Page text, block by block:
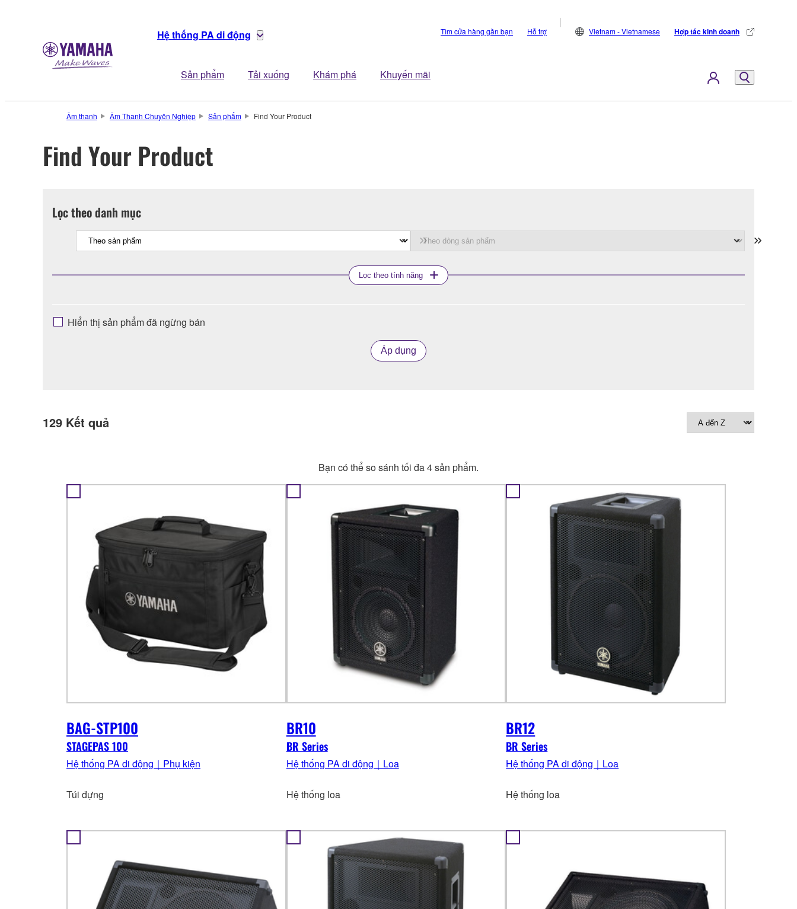
Hệ thống PA di động
Sản phẩm Tải xuống Khám phá Khuyến mãi
Tìm cửa hàng gần bạn Hỗ trợ Vietnam - Vietnamese Hợp tác kinh doanh
Âm thanh Âm Thanh Chuyên Nghiệp Sản phẩm Find Your Product
Find Your Product
Lọc theo danh mục
Lọc theo tính năng
Hiển thị sản phẩm đã ngừng bán
Áp dụng
129 Kết quả
Bạn có thể so sánh tối đa 4 sản phẩm.
BAG-STP100
STAGEPAS 100
Hệ thống PA di động｜Phụ kiện
Túi đựng
BR10
BR Series
Hệ thống PA di động｜Loa
Hệ thống loa
BR12
BR Series
Hệ thống PA di động｜Loa
Hệ thống loa